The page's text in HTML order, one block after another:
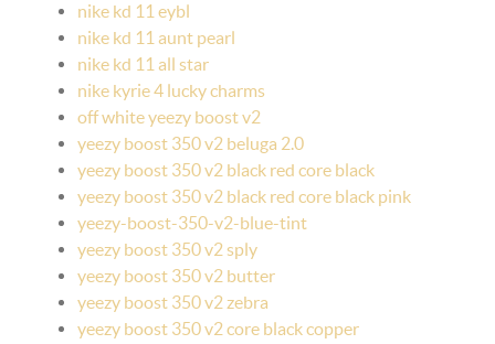
nike kd 11 eybl
nike kd 11 aunt pearl
nike kd 11 all star
nike kyrie 4 lucky charms
off white yeezy boost v2
yeezy boost 350 v2 beluga 2.0
yeezy boost 350 v2 black red core black
yeezy boost 350 v2 black red core black pink
yeezy-boost-350-v2-blue-tint
yeezy boost 350 v2 sply
yeezy boost 350 v2 butter
yeezy boost 350 v2 zebra
yeezy boost 350 v2 core black copper